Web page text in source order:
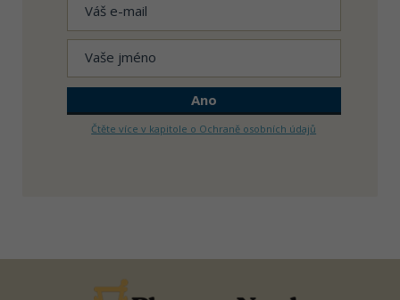
Čtěte více v kapitole o Ochraně osobních údajů